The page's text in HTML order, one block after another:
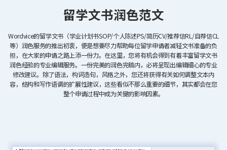
留学文书润色范文
Wordvice的留学文书（学业计划书SOP/个人陈述PS/简历CV/推荐信RL/自荐信CL
等）润色服务的推出初衷，便是想要尽力帮助每位留学申请者减轻文书准备的负
担，在大家的申请之路上添一份力。在这里，您将有机会得到有着丰富留学文书
润色经验的专业编辑服务。一份完美的润色完稿内，必将呈现出编辑细心的专业
修改建议。除了语法，构词造句，风格之外，您还将获得有关如何调整文本内
容，结构和写作语调的扩展性建议，这些看似不那么重要的细节，其实都会在您
整个申请过程中成为关键的影响因素。